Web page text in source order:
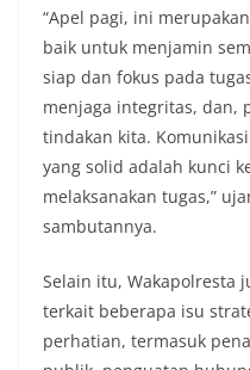
“Apel pagi, ini
baik untuk menjamin
siap dan fokus pada
menjaga integritas, dan,
tindakan kita.
yang solid adalah kunci
melaksanakan tugas,”
sambutannya.
Selain itu, Wakapolresta
terkait beberapa isu
perhatian, termasuk